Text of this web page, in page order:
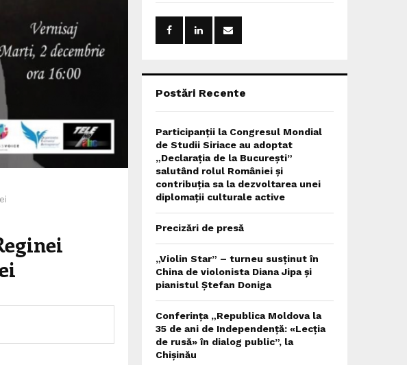
o
:
Postări Recente
Participanții la Congresul Mondial
de Studii Siriace au adoptat
„Declarația de la București”
salutând rolul României și
contribuția sa la dezvoltarea unei
diplomații culturale active
Precizări de presă
„Violin Star” – turneu susținut în
China de violonista Diana Jipa și
pianistul Ștefan Doniga
Conferința „Republica Moldova la
35 de ani de Independență: «Lecția
de rusă» în dialog public”, la
Chișinău